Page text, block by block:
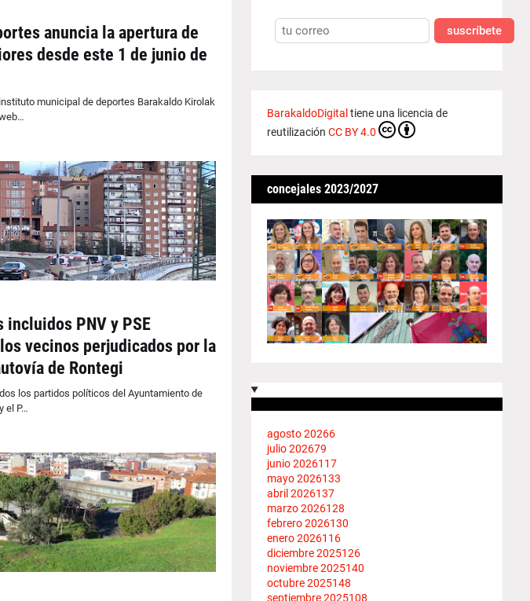
anuncia la apertura de
desde este 1 de junio de
municipal de deportes Barakaldo Kirolak
PNV y PSE
vecinos perjudicados por la
de Rontegi
los partidos políticos del Ayuntamiento de
el P…
suscríbete
BarakaldoDigital tiene una licencia de
reutilización CC BY 4.0
concejales 2023/2027
agosto 20266
julio 202679
junio 2026117
mayo 2026133
abril 2026137
marzo 2026128
febrero 2026130
enero 2026116
diciembre 2025126
noviembre 2025140
octubre 2025148
septiembre 2025108